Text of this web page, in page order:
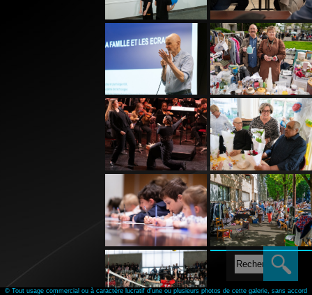
© Tout usage commercial ou à caractère lucratif d'une ou plusieurs photos de cette galerie, sans accord